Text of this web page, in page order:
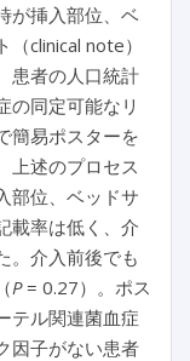
が挿入部位、ベ
clinical note）
患者の人口統計
の同定可能なリ
簡易ポスターを
上述のプロセス
部位、ベッドサ
載率は低く、介
。介入前後でも
P= 0.27）。ポス
テル関連菌血症
因子がない患者